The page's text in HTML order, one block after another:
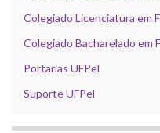
Colegiado Licenciatura em
Colegiado Bacharelado em
Portarias UFPel
Suporte UFPel